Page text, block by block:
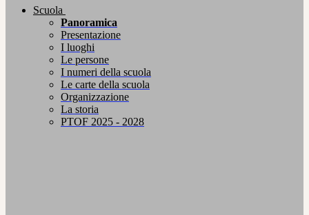
Scuola
Panoramica
Presentazione
I luoghi
Le persone
I numeri della scuola
Le carte della scuola
Organizzazione
La storia
PTOF 2025 - 2028